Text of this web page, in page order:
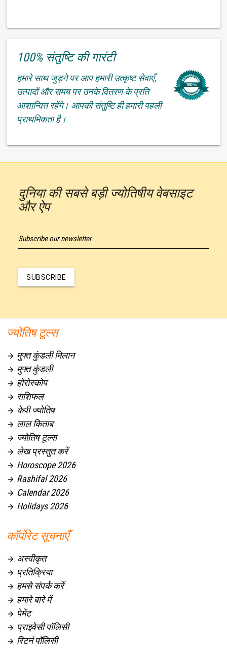
100% संतुष्टि की गारंटी
हमारे साथ जुड़ने पर आप हमारी उत्कृष्ट सेवाएँ,
उत्पादों और समय पर उनके वितरण के प्रति
आशान्वित रहेंगे। आपकी संतुष्टि ही हमारी पहली
प्राथमिकता है।
दुनिया की सबसे बड़ी ज्योतिषीय वेबसाइट
और ऐप
Subscribe our newsletter
SUBSCRIBE
ज्योतिष टूल्स
 मुफ्त कुंडली मिलान
 मुफ्त कुंडली
 होरोस्कोप
 राशिफल
 केपी ज्योतिष
 लाल किताब
 ज्योतिष टूल्स
 लेख प्रस्तुत करें
 Horoscope 2026
 Rashifal 2026
 Calendar 2026
 Holidays 2026
कॉर्पोरेट सूचनाएँ
 अस्वीकृत
 प्रतिक्रिया
 हमसे संपर्क करें
 हमारे बारे में
 पेमेंट
 प्राइवेसी पॉलिसी
 रिटर्न पॉलिसी